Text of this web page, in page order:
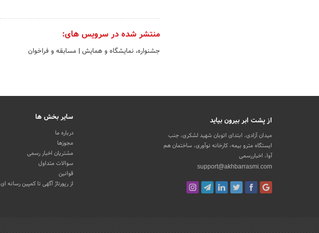
منتشر شده در سرویس های:
جشنواره، نمایشگاه و همایش | مسابقه و فراخوان
از پشت ابر بیرون بیاید
میدان آزادی، ابتدای اتوبان شهید لشکری، جنب
ایستگاه مترو بیمه، کارخانه نوآوری، ساختمان هم
آوا، اخباررسمی
support@akhbarrasmi.com
سایر بخش ها
درباره ما
مجوزها
مشتریان اخبار رسمی
سوالات متداول
قوانین
از رپورتاژ آگهی تا کمپین رسانه ای